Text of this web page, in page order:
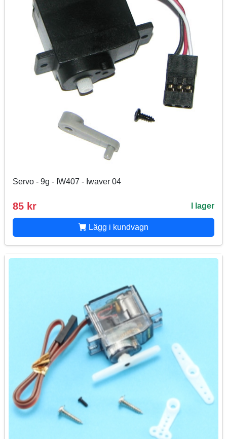
Servo - 9g - IW407 - Iwaver 04
85 kr I lager
Lägg i kundvagn